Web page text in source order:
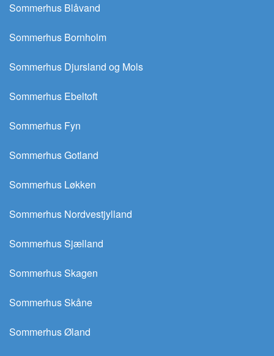
Sommerhus Blåvand
Sommerhus Bornholm
Sommerhus Djursland og Mols
Sommerhus Ebeltoft
Sommerhus Fyn
Sommerhus Gotland
Sommerhus Løkken
Sommerhus Nordvestjylland
Sommerhus Sjælland
Sommerhus Skagen
Sommerhus Skåne
Sommerhus Øland